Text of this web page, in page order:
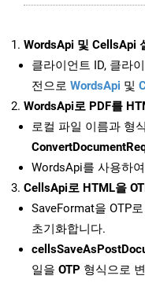
WordsApi 및 CellsApi
클라이언트 ID, 클라
전으로 WordsApi 및
WordsApi로 PDF를
로컬 파일 이름과 형
WordsApi를 사용하
CellsApi로 HTML을
SaveFormat을 OTP
초기화합니다.
일을 OTP 형식으로